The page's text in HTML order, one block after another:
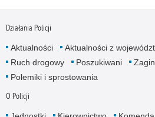
Działania Policji
Aktualności Aktualności z
Ruch drogowy
Poszukiwani
Polemiki i sprostowania
O Policji